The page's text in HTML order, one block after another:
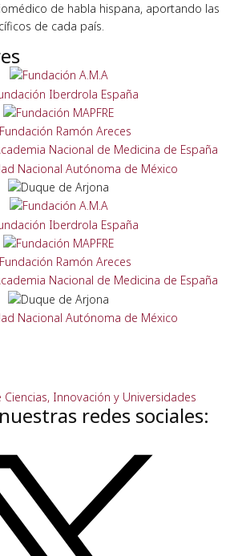
de habla hispana, aportando las
de cada país.
redes sociales: